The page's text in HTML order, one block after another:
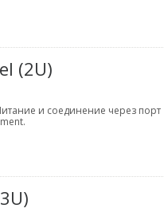
(2U)
и соединение через порт